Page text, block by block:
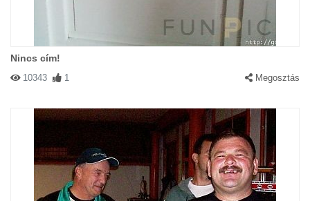
Nincs cím!
10343 1 Megosztás